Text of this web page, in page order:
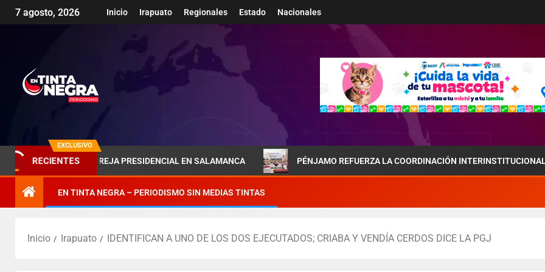
7 agosto, 2026 Inicio Irapuato Regionales Estado Nacionales
EXCLUSIVO
RECIENTES
DE LA PAREJA PRESIDENCIAL EN SALAMANCA PÉNJAMO REFUERZA LA COORDINACIÓN INTERINSTITUCIONAL POR LA
EN TINTA NEGRA – PERIODISMO SIN MEDIAS TINTAS
Inicio Irapuato IDENTIFICAN A UNO DE LOS DOS EJECUTADOS; CRIABA Y VENDÍA CERDOS DICE LA PGJ